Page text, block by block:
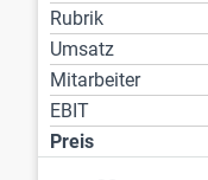
Rubrik
Umsatz
Mitarbeiter
EBIT
Preis